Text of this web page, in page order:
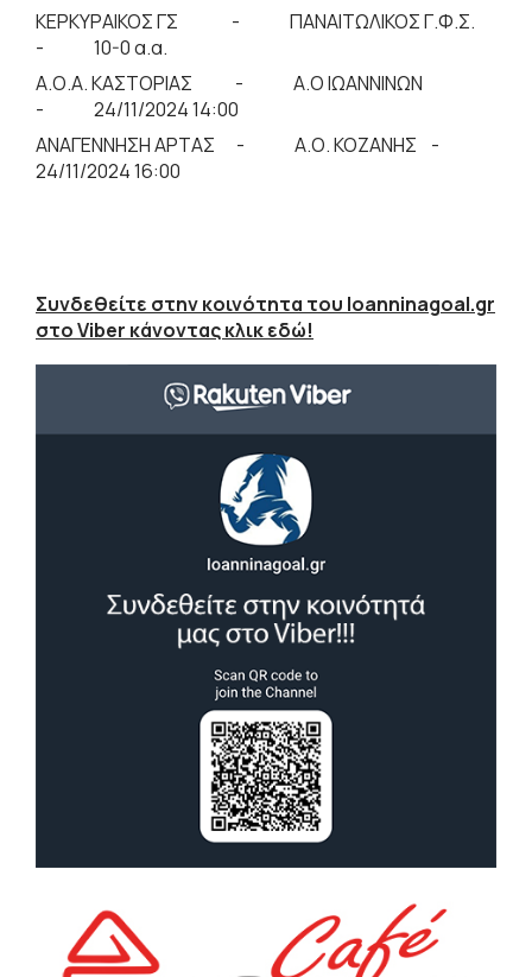
ΚΕΡΚΥΡΑΙΚΟΣ ΓΣ - ΠΑΝΑΙΤΩΛΙΚΟΣ Γ.Φ.Σ.
- 10-0 α.α.
Α.Ο.Α. ΚΑΣΤΟΡΙΑΣ - Α.Ο ΙΩΑΝΝΙΝΩΝ
- 24/11/2024 14:00
ΑΝΑΓΕΝΝΗΣΗ ΑΡΤΑΣ - Α.Ο. ΚΟΖΑΝΗΣ -
24/11/2024 16:00
Συνδεθείτε στην κοινότητα του Ioanninagoal.gr
στο Viber κάνοντας κλικ εδώ!